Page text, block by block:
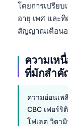
โดยการเปรีย
อายุ เพศ และ
สัญญาณเตือนอ
ความเห
ที่มักสำคั
ความอ่อนเพ
CBC เฟอร์
โฟเลต วิตา